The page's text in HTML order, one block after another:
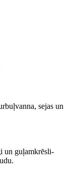
sejas un
un guļamkrēsli-